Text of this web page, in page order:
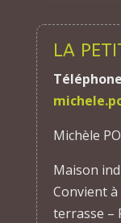
LA
Michèle
Maison
Convient
terrasse –